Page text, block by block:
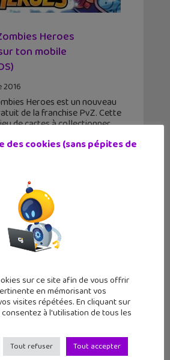
Heroes
ton mobile
2016
Heroes est un nouveau
de la franchise PvZ. Cette
de cartes à collectionner
Les jeux de
du jour : Dan The Man
des cookies (sans pépites de
sur ce site afin de vous offrir
en mémorisant vos
visites répétées. En cliquant sur
à l'utilisation de tous les
Tout refuser Tout accepter